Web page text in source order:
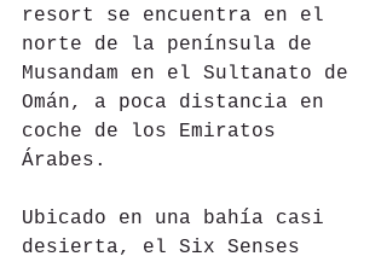
resort se encuentra en el
norte de la península de
Musandam en el Sultanato de
Omán, a poca distancia en
coche de los Emiratos
Árabes.
Ubicado en una bahía casi
desierta, el Six Senses